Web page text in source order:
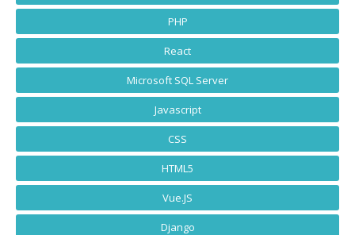
PHP
React
Microsoft SQL Server
Javascript
CSS
HTML5
Vue.JS
Django